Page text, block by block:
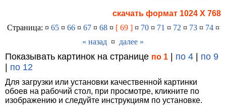
скачать формат 1024 X 768
Страница: ¤ 65¤ 66¤ 67¤ 68¤ [ 69 ]¤ 70¤ 71 ¤ 72 ¤ 73¤ 74¤
« назад ¤ далее »
Показывать картинок на странице по 1 | по 4 | по 9
| по 12
Для загрузки или установки качественной картинки
обоев на рабочий стол, при просмотре, кликните по
изображению и следуйте инструкциям по установке.